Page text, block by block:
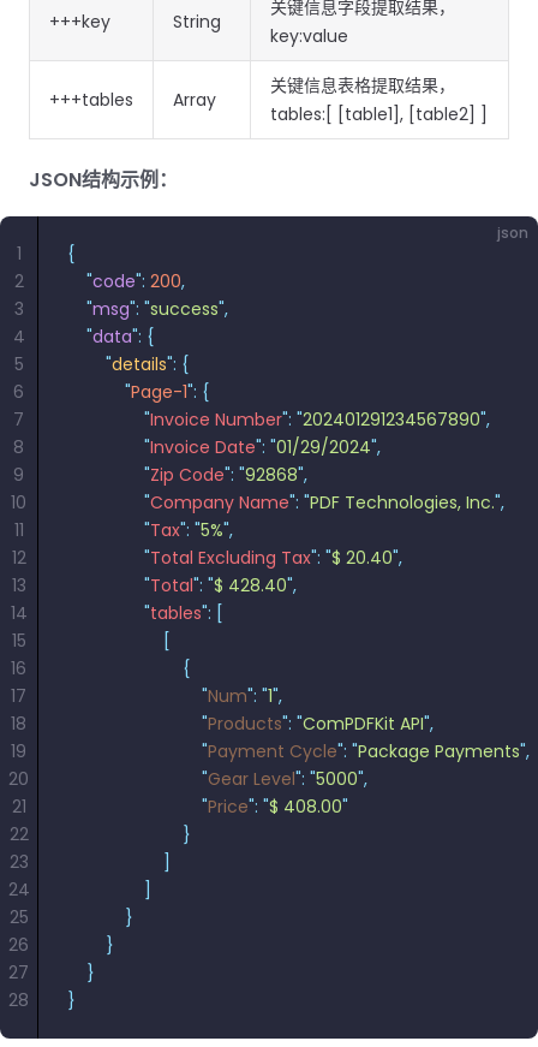
+++key String
关键信息字段提取结果，
key:value
+++tables Array
关键信息表格提取结果，
tables:[ [table1], [table2] ]
JSON结构示例：
json
{
    "
code": 200,
    "
msg": "success",
    "
data": {
        "
details": {
            "
Page-1": {
                "
Invoice Number": "202401291234567890",
                "
Invoice Date": "01/29/2024",
                "
Zip Code": "92868",
                "
Company Name": "PDF Technologies, Inc.",
                "
Tax": "5%",
                "
Total Excluding Tax": "$ 20.40",
                "
Total": "$ 428.40",
                "
tables": [
                    [
                        {
                            "
Num": "1",
                            "
Products": "ComPDFKit API",
                            "
Payment Cycle": "Package Payments",
                            "
Gear Level": "5000",
                            "
Price": "$ 408.00"
                        }
            }
        }
    }
}
1
2
3
4
5
6
7
8
9
10
11
12
13
14
15
16
17
18
19
20
21
22
23
24
25
26
27
28